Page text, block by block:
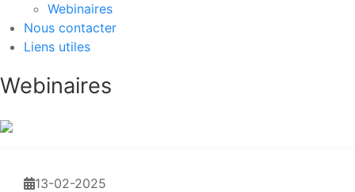
Webinaires
Nous contacter
Liens utiles
Webinaires
13-02-2025